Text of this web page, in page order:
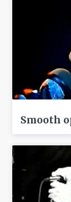
Smooth